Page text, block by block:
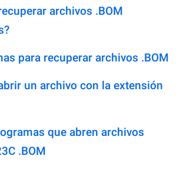
archivos .BOM
para recuperar archivos .BOM
un archivo con la extensión
que abren archivos
.BOM